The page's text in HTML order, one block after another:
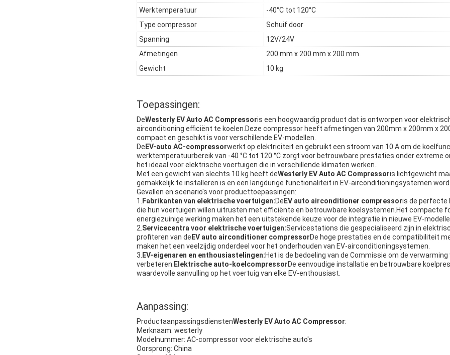
Werktemperatuur
-40°C tot 120°C
Type compressor
Schuif door
Spanning
12V/24V
Afmetingen
200 mm x 200 mm x 200 mm
Gewicht
10 kg
Toepassingen:
DeWesterly EV Auto AC Compressoris een hoogwaardig product dat is ontworpen voor
airconditioning efficiënt te koelen.Deze compressor heeft afmetingen van 200mm x 200mm x
compact en geschikt is voor verschillende EV-modellen.
De EV-auto AC-compressorwerkt op elektriciteit en gebruikt een stroom van 10 A om de
werktemperatuurbereik van -40 °C tot 120 °C zorgt voor betrouwbare prestaties onder extreme
het ideaal voor elektrische voertuigen die in verschillende klimaten werken..
Met een gewicht van slechts 10 kg heeft deWesterly EV Auto AC Compressoris lichtgewicht
gemakkelijk te installeren is en een langdurige functionaliteit in EV-airconditioningsystemen
Gevallen en scenario's voor producttoepassingen:
1. Fabrikanten van elektrische voertuigen:De EV auto airconditioner compressoris de perfecte
die hun voertuigen willen uitrusten met efficiënte en betrouwbare koelsystemen.Het compacte
energiezuinige werking maken het een uitstekende keuze voor de integratie in nieuwe EV-
2. Servicecentra voor elektrische voertuigen:Servicestations die gespecialiseerd zijn in
profiteren van de EV auto airconditioner compressorDe hoge prestaties en de compatibiliteit
maken het een veelzijdig onderdeel voor het onderhouden van EV-airconditioningsystemen.
3. EV-eigenaren en enthousiastelingen:Het is de bedoeling van de Commissie om de
verbeteren. Elektrische auto-koelcompressorDe eenvoudige installatie en betrouwbare
waardevolle aanvulling op het voertuig van elke EV-enthousiast.
Aanpassing:
ProductaanpassingsdienstenWesterly EV Auto AC Compressor:
Merknaam: westerly
Modelnummer: AC-compressor voor elektrische auto's
Oorsprong: China